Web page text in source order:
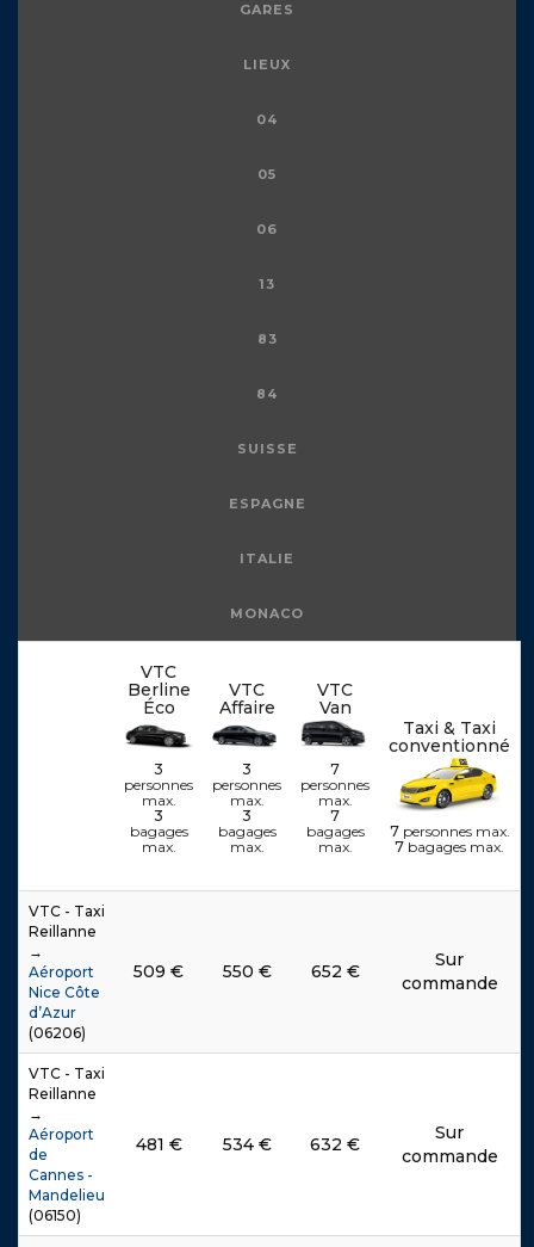
GARES
LIEUX
04
05
06
13
83
84
SUISSE
ESPAGNE
ITALIE
MONACO
VTC
Berline
Éco
3
personnes
max.
3
bagages
max.
VTC
Affaire
3
personnes
max.
3
bagages
max.
VTC
Van
7
personnes
max.
7
bagages
max.
Taxi & Taxi
conventionné
7personnes max.
7 bagages max.
VTC - Taxi
Reillanne
→
Aéroport
Nice Côte
d’Azur
(06206)
509 € 550 € 652 €
Sur
commande
VTC - Taxi
Reillanne
→
Aéroport
de
Cannes -
Mandelieu
(06150)
481 € 534€ 632 €
Sur
commande